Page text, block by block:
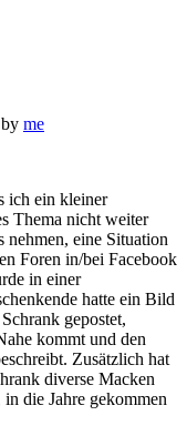
by me
ich ein kleiner
Thema nicht weiter
nehmen, eine Situation
Foren in/bei Facebook
in einer
hatte ein Bild
gepostet,
kommt und den
Zusätzlich hat
diverse Macken
die Jahre gekommen